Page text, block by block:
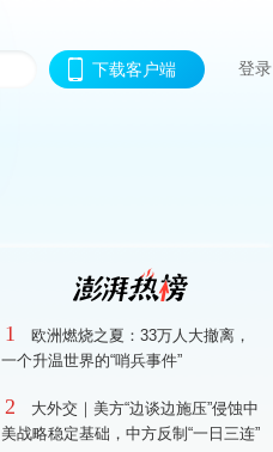
下载客户端 登录
1
欧洲燃烧之夏：33万人大撤离，
一个升温世界的“哨兵事件”
2
大外交｜美方“边谈边施压”侵蚀中
美战略稳定基础，中方反制“一日三连”